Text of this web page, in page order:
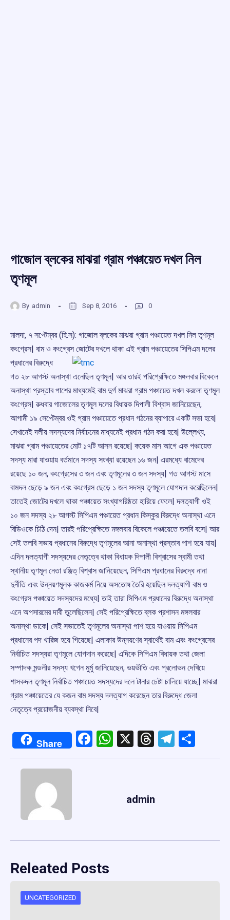
গাজোল ব্লকের মাঝরা গ্রাম পঞ্চায়েত দখল নিল
তৃণমূল
By admin Sep 8, 2016 0
মালদা, ৭ সপ্টেম্বর (হি.স): গাজোল ব্লকের মাঝরা গ্রাম পঞ্চায়েত দখল নিল তৃণমূল
কংগ্রেস| বাম ও কংগ্রেস জোটের দখলে থাকা এই গ্রাম পঞ্চায়েতের সিপিএম দলের
প্রধানের বিরুদ্ধে
গত ২৮ আগস্ট অনাস্থা এনেছিল তৃণমূল| আর তারই পরিপ্রেক্ষিতে মঙ্গলবার বিকেলে
অনাস্থা প্রস্তাব পাশের মাধ্যমেই বাম দুর্গ মাঝরা গ্রাম পঞ্চায়েত দখল করলো তৃণমূল
কংগ্রেস| ৱুধবার গাজোলের তৃণমূল দলের বিধায়ক দিপালী বিশ্বাস জানিয়েছেন,
আগামী ১৯ সেপ্টেম্বর ওই গ্রাম পঞ্চায়েতে প্রধান গঠনের ব্যাপারে একটি সভা হবে|
সেখানেই দলীয় সদস্যদের নির্বাচনের মাধ্যমেই প্রধান গঠন করা হবে| উল্লেখ্য,
মাঝরা গ্রাম পঞ্চায়েতের মোট ১৭টি আসন রয়েছে| কয়েক মাস আগে এক পঞ্চায়েত
সদস্য মারা যাওয়ায় বর্তমানে সদস্য সংখ্যা রয়েছেন ১৬ জন| এরমধ্যে বামেদের
রয়েছে ১০ জন, কংগ্রেসের ৩ জন এবং তৃণমূলের ৩ জন সদস্য| গত আগস্ট মাসে
বামদল ছেড়ে ৯ জন এবং কংগ্রেস ছেড়ে ১ জন সদস্য তৃণমূলে যোগদান করেছিলেন|
তাতেই জোটের দখলে থাকা পঞ্চায়েত সংখ্যাগরিষ্ঠতা হারিয়ে ফেলে| দলত্যাগী ওই
১০ জন সদস্য ২৮ আগস্ট সিপিএম পঞ্চায়েত প্রধান কিস্কুর বিরুদ্ধে অনাস্থা এনে
বিডিওকে চিঠি দেন| তারই পরিপ্রেক্ষিতে মঙ্গলবার বিকেলে পঞ্চায়েতে তলবি বসে| আর
সেই তলবি সভায় প্রধানের বিরুদ্ধে তৃণমূলের আনা অনাস্থা প্রস্তাব পাশ হয়ে যায়|
এদিন দলত্যাগী সদস্যদের নেতৃত্বে থাকা বিধায়ক দিপালী বিশ্বাসের স্বামী তথা
স্থানীয় তৃণমূল নেতা রঞ্জিত্ বিশ্বাস জানিয়েছেন, সিপিএম প্রধানের বিরুদ্ধে নানা
দুর্নীতি এবং উন্নয়ণমূলক কাজকর্ম নিয়ে অসতোষ তৈরি হয়েছিল দলত্যাগী বাম ও
কংগ্রেস পঞ্চায়েত সদস্যদের মধ্যে| তাই তারা সিপিএম প্রধানের বিরুদ্ধে অনাস্থা
এনে অপসারমের দাবী তুলেছিলেন| সেই পরিপ্রেক্ষিতে ব্লক প্রশাসন মঙ্গলবার
অনাস্থা ডাকে| সেই সভাতেই তৃণমূলের অনাস্থা পাশ হয়ে যাওয়ায় সিপিএম
প্রধানের পদ খারিজ হয়ে গিয়েছে| এলাকার উন্নয়ণের স্বার্থেই বাম এবং কংগ্রেসের
নির্বাচিত সদস্যরা তৃণমূলে যোগদান করেছে| এদিকে সিপিএম বিধায়ক তথা জেলা
সম্পাদক মন্ডলীর সদস্য খগেন মুর্মু জানিয়েছেন, ভয়ভীতি এবং প্রলোভন দেখিয়ে
শাসকদল তৃণমূল নির্বাচিত পঞ্চায়েত সদস্যদের দলে টানার চেষ্টা চালিয়ে যাচ্ছে| মাঝরা
গ্রাম পঞ্চায়েতের যে কজন বাম সদস্য দলত্যাগ করেছেন তার বিরুদ্ধে জেলা
নেতৃত্বে প্রয়োজনীয় ব্যবস্থা নিবে|
Share Facebook
WhatsApp
X Threads
admin
Releated Posts
UNCATEGORIZED